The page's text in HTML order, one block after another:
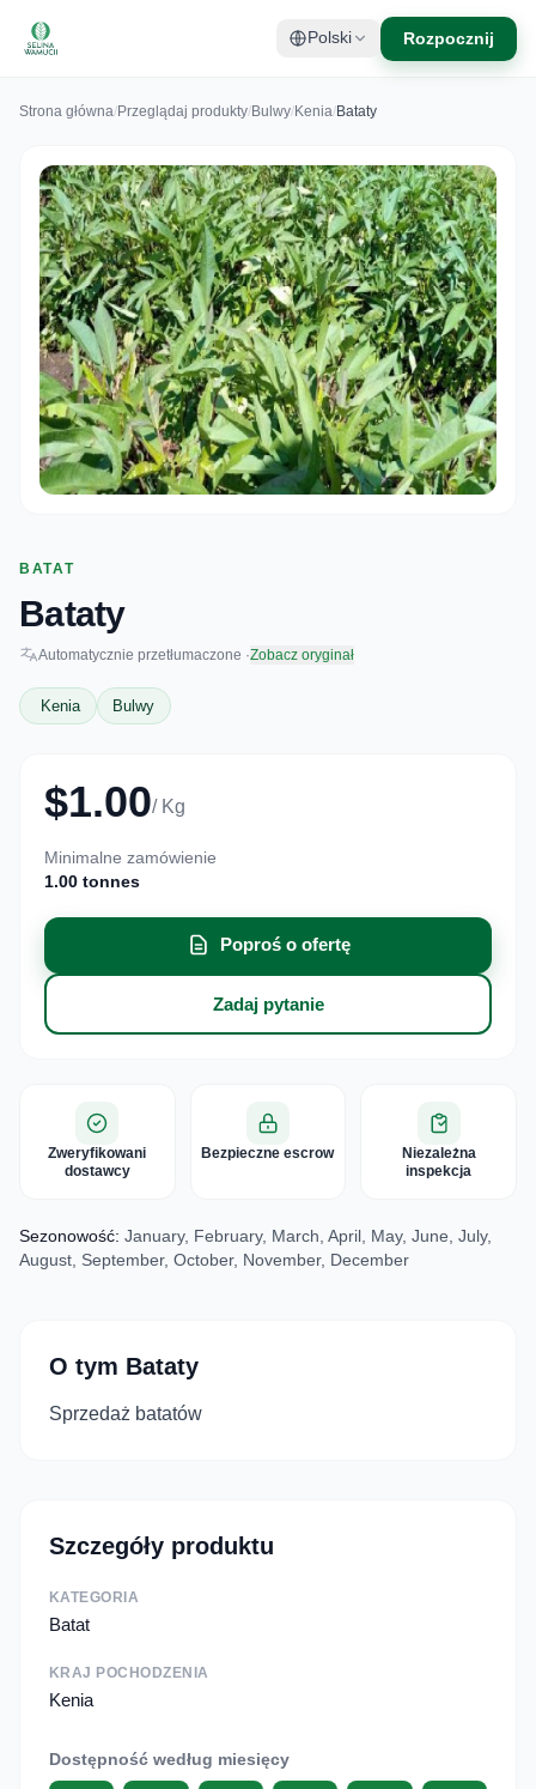
Polski Rozpocznij
Strona główna/Przeglądaj produkty/Bulwy/Kenia/Bataty
BATAT
Bataty
Automatycznie przetłumaczone ·Zobacz oryginał
Kenia Bulwy
$1.00/ Kg
Minimalne zamówienie
1.00 tonnes
Poproś o ofertę
Zadaj pytanie
Zweryfikowani
dostawcy
Bezpieczne escrow
Niezależna
inspekcja
Sezonowość: January, February, March, April, May, June, July,
August, September, October, November, December
O tym Bataty
Sprzedaż batatów
Szczegóły produktu
KATEGORIA
Batat
KRAJ POCHODZENIA
Kenia
Dostępność według miesięcy